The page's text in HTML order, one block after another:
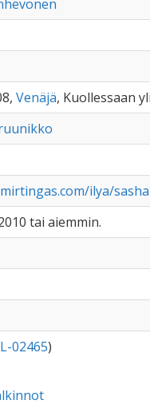
Venäjä, Kuollessaan
ilya/
tai aiemmin.
02465)